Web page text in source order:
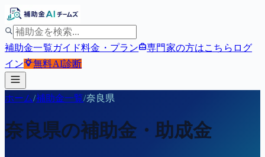
補助金一覧ガイド料金・プラン 専門家の方はこちら ログ
イン
無料AI診断
ホーム/補助金一覧/奈良県
奈良県の補助金・助成金